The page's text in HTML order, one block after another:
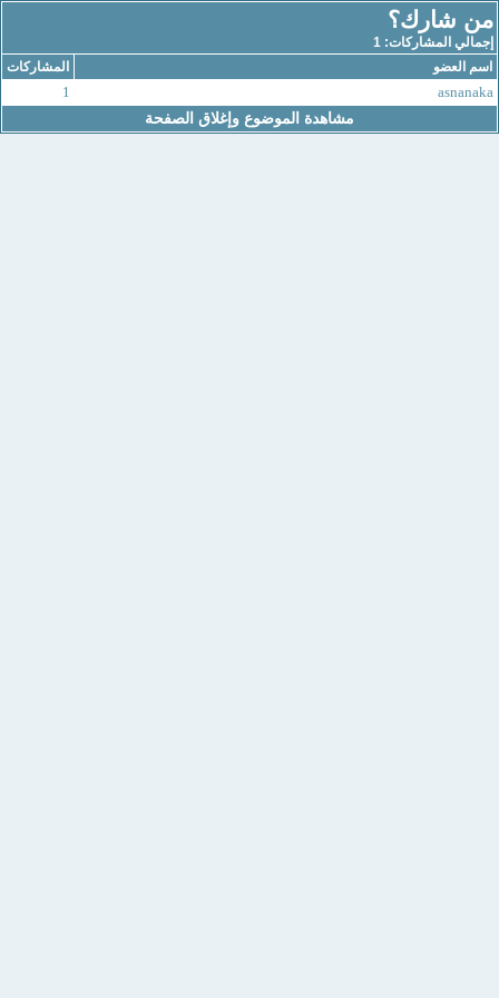
من شارك؟
إجمالي المشاركات: 1
اسم العضو
المشاركات
asnanaka
1
مشاهدة الموضوع وإغلاق الصفحة